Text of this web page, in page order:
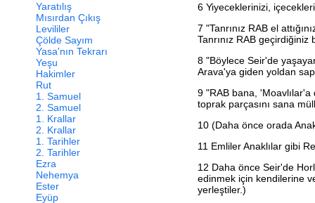
Yaratılış
Mısırdan Çıkış
Levililer
Çölde Sayım
Yasa'nın Tekrarı
Yeşu
Hakimler
Rut
1. Samuel
2. Samuel
1. Krallar
2. Krallar
1. Tarihler
2. Tarihler
Ezra
Nehemya
Ester
Eyüp
6 Yiyeceklerinizi,
7 "Tanrınız RAB el
Tanrınız RAB
8 "Böylece Seir'de
Arava'ya giden yoldan
9 "RAB bana, 'Moavlılar'a
toprak parçasını sana
10 (Daha önce orada
11 Emliler Anaklılar gibi
12 Daha önce Seir'de
edinmek için kendilerine
yerleştiler.)